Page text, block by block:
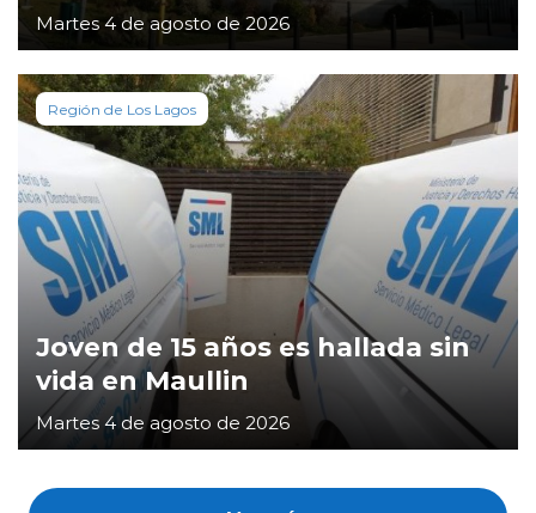
Martes 4 de agosto de 2026
Región de Los Lagos
Joven de 15 años es hallada sin
vida en Maullin
Martes 4 de agosto de 2026